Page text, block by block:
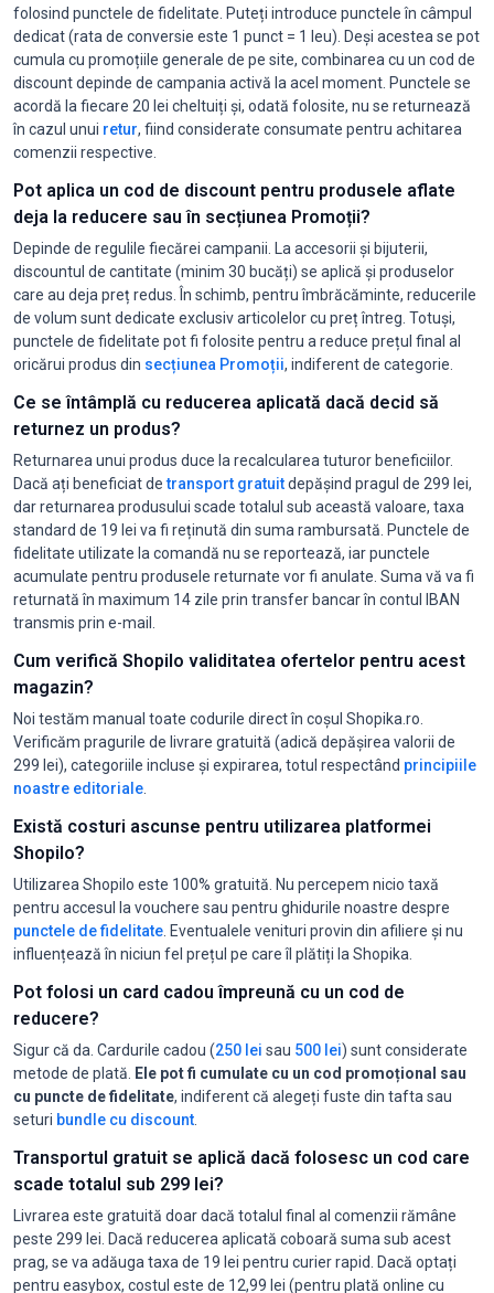
folosind punctele de fidelitate. Puteți introduce punctele în câmpul
dedicat (rata de conversie este 1 punct = 1 leu). Deși acestea se pot
cumula cu promoțiile generale de pe site, combinarea cu un cod de
discount depinde de campania activă la acel moment. Punctele se
acordă la fiecare 20 lei cheltuiți și, odată folosite, nu se returnează
în cazul unui retur, fiind considerate consumate pentru achitarea
comenzii respective.
Pot aplica un cod de discount pentru produsele aflate
deja la reducere sau în secțiunea Promoții?
Depinde de regulile fiecărei campanii. La accesorii și bijuterii,
discountul de cantitate (minim 30 bucăți) se aplică și produselor
care au deja preț redus. În schimb, pentru îmbrăcăminte, reducerile
de volum sunt dedicate exclusiv articolelor cu preț întreg. Totuși,
punctele de fidelitate pot fi folosite pentru a reduce prețul final al
oricărui produs din secțiunea Promoții, indiferent de categorie.
Ce se întâmplă cu reducerea aplicată dacă decid să
returnez un produs?
Returnarea unui produs duce la recalcularea tuturor beneficiilor.
Dacă ați beneficiat detransport gratuitdepășind pragul de 299 lei,
dar returnarea produsului scade totalul sub această valoare, taxa
standard de 19 lei va fi reținută din suma rambursată. Punctele de
fidelitate utilizate la comandă nu se reportează, iar punctele
acumulate pentru produsele returnate vor fi anulate. Suma vă va fi
returnată în maximum 14 zile prin transfer bancar în contul IBAN
transmis prin e-mail.
Cum verifică Shopilo validitatea ofertelor pentru acest
magazin?
Noi testăm manual toate codurile direct în coșul Shopika.ro.
Verificăm pragurile de livrare gratuită (adică depășirea valorii de
299 lei), categoriile incluse și expirarea, totul respectând principiile
noastre editoriale
Există costuri ascunse pentru utilizarea platformei
Shopilo?
Utilizarea Shopilo este 100% gratuită. Nu percepem nicio taxă
pentru accesul la vouchere sau pentru ghidurile noastre despre
punctele de fidelitate . Eventualele venituri provin din afiliere și nu
influențează în niciun fel prețul pe care îl plătiți la Shopika.
Pot folosi un card cadou împreună cu un cod de
reducere?
Sigur că da. Cardurile cadou (250 lei sau 500 lei) sunt considerate
metode de plată. Ele pot fi cumulate cu un cod promoțional sau
cu puncte de fidelitate, indiferent că alegeți fuste din tafta sau
seturi bundle cu discount
Transportul gratuit se aplică dacă folosesc un cod care
scade totalul sub 299 lei?
Livrarea este gratuită doar dacă totalul final al comenzii rămâne
peste 299 lei. Dacă reducerea aplicată coboară suma sub acest
prag, se va adăuga taxa de 19 lei pentru curier rapid. Dacă optați
pentru easybox, costul este de 12,99 lei (pentru plată online cu